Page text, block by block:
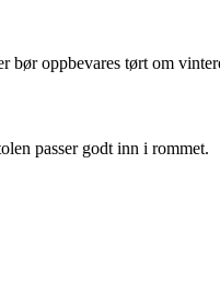
bør oppbevares tørt om
passer godt inn i rommet.